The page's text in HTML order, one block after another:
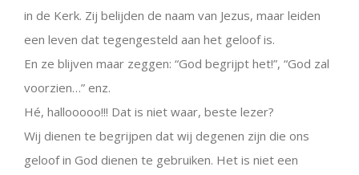
in de Kerk. Zij belijden de naam van Jezus, maar leiden
een leven dat tegengesteld aan het geloof is.
En ze blijven maar zeggen: “God begrijpt het!”, “God zal
voorzien…” enz.
Hé, hallooooo!!! Dat is niet waar, beste lezer?
Wij dienen te begrijpen dat wij degenen zijn die ons
geloof in God dienen te gebruiken. Het is niet een